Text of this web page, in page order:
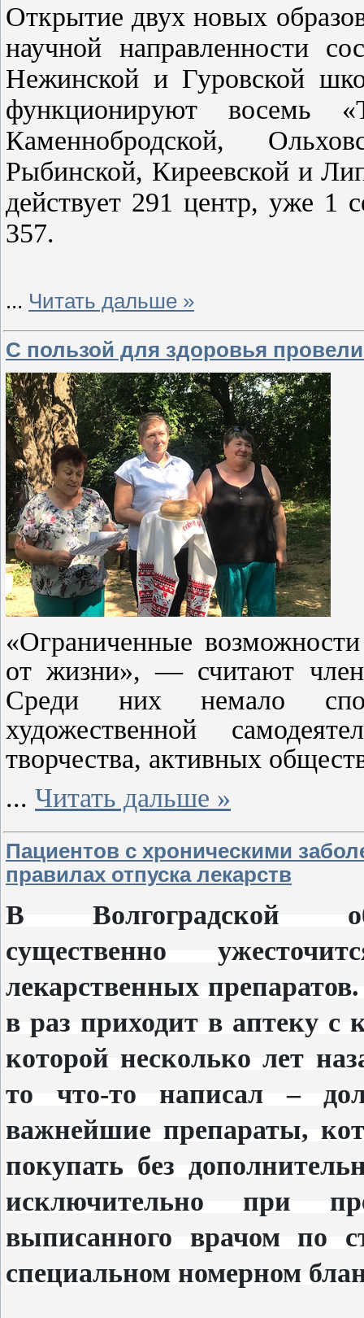
Открытие двух новых
научной направленности
Нежинской и Гуровской
функционируют восемь
Каменнобродской,
Рыбинской, Киреевской и
действует 291 центр, уже 1
357.
... Читать дальше »
С пользой для здоровья
«Ограниченные
от жизни», — считают
Среди них немало
художественной
творчества, активных
... Читать дальше »
Пациентов с хроническими
правилах отпуска лекарств
В Волгоградской
существенно
лекарственных
в раз приходит в аптеку
которой несколько лет
то что-то написал –
важнейшие препараты,
покупать без
исключительно при
выписанного врачом по
специальном номерном